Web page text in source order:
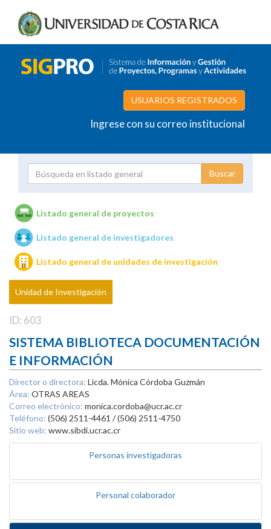
USUARIOS REGISTRADOS
Ingrese con su correo institucional
Unidades de investigación
Listado general de proyectos
Listado general de investigadores
Listado general de unidades de investigación
Unidad de Investigación
ID: 603
SISTEMA BIBLIOTECA DOCUMENTACIÓN
E INFORMACIÓN
Director o directora: Licda. Mónica Córdoba Guzmán
Área: OTRAS AREAS
Correo electrónico: monica.cordoba@ucr.ac.cr
Teléfono: (506) 2511-4461 / (506) 2511-4750
Sitio web: www.sibdi.ucr.ac.cr
Personas investigadoras
Personal colaborador